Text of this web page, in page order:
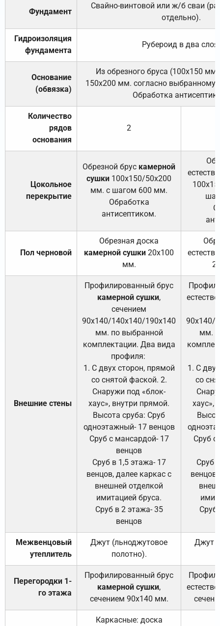
Фундамент
Свайно-винтовой или ж/б сваи
отдельно).
Гидроизоляция
фундамента
Рубероид в два слоя.
Основание
(обвязка)
Из обрезного бруса (100х150
150х200 мм. согласно выбранному
Обработка
Количество
рядов
основания
2
Цокольное
перекрытие
Обрезной брус камерной
сушки 100х150/50х200
мм. с шагом 600 мм.
Обработка
антисептиком.
Пол черновой
Обрезная доска
камерной сушки 20х100
мм.
Внешние стены
Профилированный брус
камерной сушки,
сечением
90х140/140х140/190х140
мм. по выбранной
комплектации. Два вида
профиля:
1. С двух сторон, прямой
со снятой фаской. 2.
Снаружи под «блок-
хаус», внутри прямой.
Высота сруба: Сруб
одноэтажный- 17 венцов
Сруб с мансардой- 17
венцов
Сруб в 1,5 этажа- 17
венцов, далее каркас с
внешней отделкой
имитацией бруса.
Сруб в 2 этажа- 35
венцов
90х140/
мм.
1. С
со
хаус»,
Сруб с
Сруб
Сруб
Межвенцовый
утеплитель
Джут (льноджутовое
полотно).
Джут
Перегородки 1-
го этажа
Профилированный брус
камерной сушки,
сечением 90х140 мм.
Каркасные: доска